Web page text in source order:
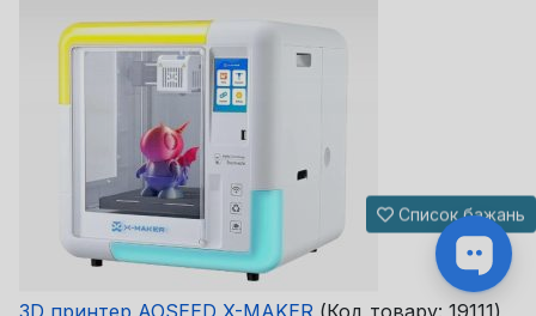
3D принтер AOSEED X-MAKER (Код товару: 19111)
Список бажань